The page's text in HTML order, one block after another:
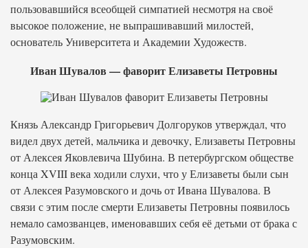
пользовавшийся всеобщей симпатией несмотря на своё
высокое положение, не выпрашивавший милостей,
основатель Университета и Академии Художеств.
Иван Шувалов — фаворит Елизаветы Петровны
Князь Александр Григорьевич Долгоруков утверждал, что
видел двух детей, мальчика и девочку, Елизаветы Петровны
от Алексея Яковлевича Шубина. В петербургском обществе
конца XVIII века ходили слухи, что у Елизаветы были сын
от Алексея Разумовского и дочь от Ивана Шувалова. В
связи с этим после смерти Елизаветы Петровны появилось
немало самозванцев, именовавших себя её детьми от брака с
Разумовским.